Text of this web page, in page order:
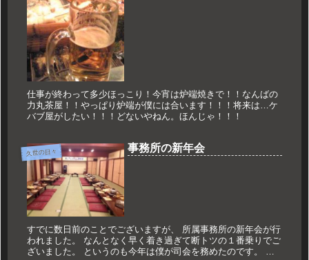
仕事が終わって多少ほっこり！今宵は炉端焼きで！！なんばの
力丸茶屋！！やっぱり炉端が僕には合います！！！将来は…ケ
バブ屋がしたい！！！どないやねん。ほんじゃ！！！
久世の日々 事務所の新年会
すでに数日前のことでございますが、 所属事務所の新年会が行
われました。 なんとなく早く着き過ぎて断トツの１番乗りでご
ざいました。 というのも今年は僕が司会を務めたのです。 ま